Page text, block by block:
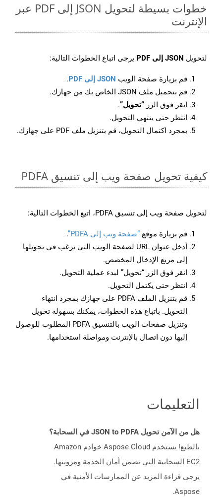
خطوات بسيطة لتحويل JSON إلى PDF عبر
الإنترنت
لتحويل JSON إلى PDF يرجى اتباع الخطوات التالية:
قم بزيارة صفحة الويب JSON إلى PDF
.
قم بتحميل ملف JSON الخاص بك من جهازك.
انقر فوق الزر “تحويل”.
انتظر حتى ينتهي التحويل.
بمجرد اكتمال التحويل، قم بتنزيل ملف PDF على جهازك.
كيفية تحويل صفحة ويب إلى تنسيق PDFA
لتحويل صفحة ويب إلى تنسيق PDFA، اتبع الخطوات التالية:
قم بزيارة موقع “صفحة ويب إلى PDFA”
.
أدخل عنوان URL لصفحة الويب التي ترغب في تحويلها
إلى مربع الإدخال المخصص.
انقر فوق الزر “تحويل” لبدء عملية التحويل.
انتظر حتى يكتمل التحويل.
قم بتنزيل الملف PDFA على جهازك بمجرد انتهاء
التحويل. باتباع هذه الخطوات، يمكنك بسهولة تحويل
وتنزيل صفحات الويب بالتنسيق PDFA المطلوب للوصول
إليها دون اتصال بالإنترنت ومواصلة استخدامها.
التعليمات
هل من الآمن تحويل JSON to PDFA في السحابة؟
بالطبع! يستخدم Aspose Cloud خوادم Amazon
EC2 السحابية التي تضمن أمان الخدمة ومرونتها.
يرجى قراءة المزيد عن الممارسات الأمنية في
Aspose.